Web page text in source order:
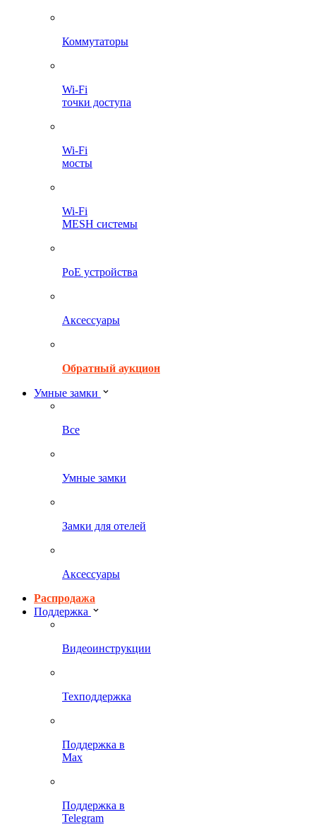
Коммутаторы
Wi-Fi
точки доступа
Wi-Fi
мосты
Wi-Fi
MESH системы
PoE устройства
Аксессуары
Обратный аукцион
Умные замки
Все
Умные замки
Замки для отелей
Аксессуары
Распродажа
Поддержка
Видеоинструкции
Техподдержка
Поддержка в
Max
Поддержка в
Telegram